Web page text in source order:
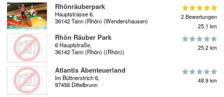
Rhönräuberpark
Hauptstrasse 6,
36142 Tann (Rhön) (Wendershausen)
2 Bewertungen
25.1 km
Rhön Räuber Park
6 Hauptstraße,
36142 Tann (Rhön) ((Rhön))
25.2 km
Atlantis Abenteuerland
Im Büttnerstrich 6,
97456 Dittelbrunn
48.9 km